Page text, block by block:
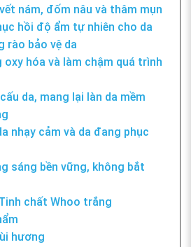
nám, đốm nâu và thâm mụn
hồi độ ẩm tự nhiên cho da
rào bảo vệ da
oxy hóa và làm chậm quá trình
da, mang lại làn da mềm
nhạy cảm và da đang phục
sáng bền vững, không bắt
chất Whoo trắng
hương